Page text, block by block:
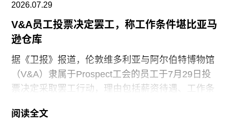
2026.07.29
V&A员工投票决定罢工，称工作条件堪比亚马
逊仓库
据《卫报》报道，伦敦维多利亚与阿尔伯特博物馆
（V&A）隶属于Prospect工会的员工于7月29日投
票决定采取罢工行动，理由包括薪资待遇、工作条
地区共运营四家博物馆，包括南肯辛顿的V&A博物
阅读全文